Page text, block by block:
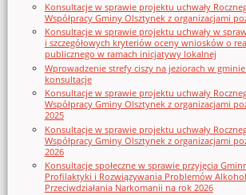
Konsultacje w sprawie projektu uchwały
Współpracy Gminy Olsztynek z organizacjami
Konsultacje w sprawie projektu uchwały w
i szczegółowych kryteriów oceny wniosków o
publicznego w ramach inicjatywy lokalnej
Wprowadzenie strefy ciszy na jeziorach w
konsultacje
Konsultacje w sprawie projektu uchwały
Współpracy Gminy Olsztynek z organizacjami
2025
Konsultacje w sprawie projektu uchwały
Współpracy Gminy Olsztynek z organizacjami
2026
Konsultacje społeczne w sprawie przyjęcia
Profilaktyki i Rozwiązywania Problemów
Przeciwdziałania Narkomanii na rok 2026